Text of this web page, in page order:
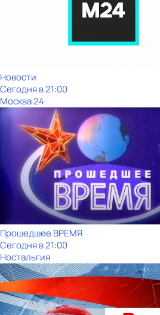
Новости
Сегодня в 21:00
Москва 24
Прошедшее ВРЕМЯ
Сегодня в 21:00
Ностальгия